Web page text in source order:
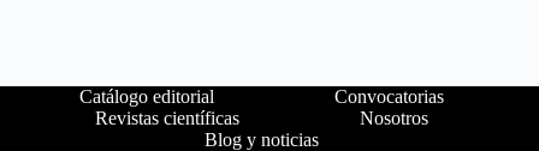
Catálogo editorial
Convocatorias
Revistas científicas
Nosotros
Blog y noticias